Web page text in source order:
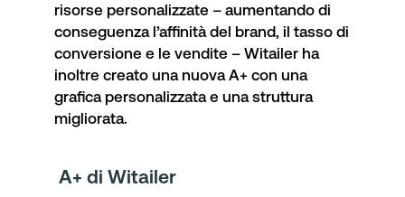
risorse personalizzate – aumentando di
conseguenza l’affinità del brand, il tasso di
conversione e le vendite – Witailer ha
inoltre creato una nuova A+ con una
grafica personalizzata e una struttura
migliorata.
A+ di Witailer